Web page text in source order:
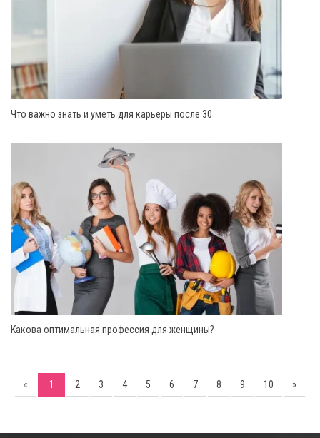
Что важно знать и уметь для карьеры после 30
Какова оптимальная профессия для женщины?
« 1 2 3 4 5 6 7 8 9 10 »